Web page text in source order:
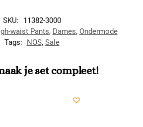
SKU:
11382-3000
waist Pants, Dames, Ondermode
Tags:
NOS, Sale
je set compleet!